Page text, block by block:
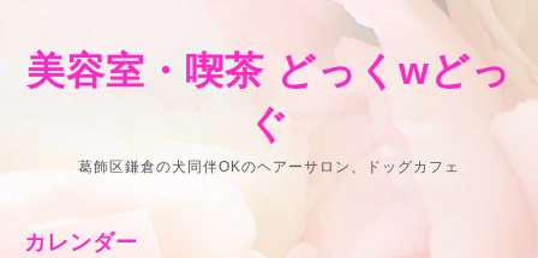
美容室・喫茶 どっくwどっ
ぐ
葛飾区鎌倉の犬同伴OKのヘアーサロン、ドッグカフェ
カレンダー